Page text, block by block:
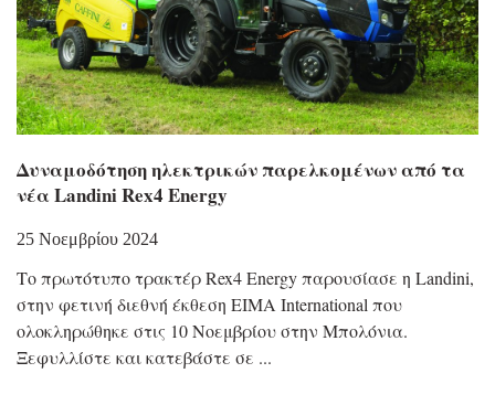
Δυναμοδότηση ηλεκτρικών παρελκομένων από τα
νέα Landini Rex4 Energy
25 Νοεμβρίου 2024
Το πρωτότυπο τρακτέρ Rex4 Energy παρουσίασε η Landini,
στην φετινή διεθνή έκθεση EIMA International που
ολοκληρώθηκε στις 10 Νοεμβρίου στην Μπολόνια.
Ξεφυλλίστε και κατεβάστε σε